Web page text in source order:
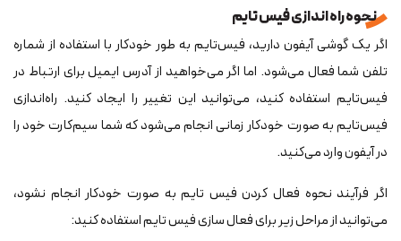
نحوه راه اندازی فیس تایم
اگر یک گوشی آیفون دارید، فیس‌تایم به طور خودکار با استفاده از شماره
تلفن شما فعال می‌شود. اما اگر می‌خواهید از آدرس ایمیل برای ارتباط در
فیس‌تایم استفاده کنید، می‌توانید این تغییر را ایجاد کنید. راه‌اندازی
فیس‌تایم به صورت خودکار زمانی انجام می‌شود که شما سیم‌کارت خود را
در آیفون وارد می‌کنید.
اگر فرآیند نحوه فعال کردن فیس تایم به صورت خودکار انجام نشود،
می‌توانید از مراحل زیر برای فعال سازی فیس تایم استفاده کنید: